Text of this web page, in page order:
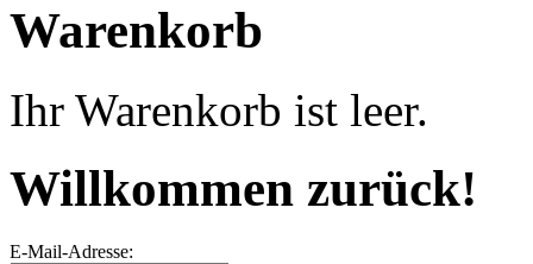
Warenkorb
Ihr Warenkorb ist leer.
Willkommen zurück!
E-Mail-Adresse: